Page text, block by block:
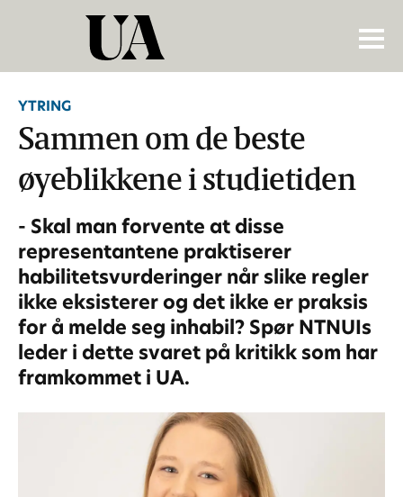
YTRING
Sammen om de beste
øyeblikkene i studietiden
- Skal man forvente at disse
representantene praktiserer
habilitetsvurderinger når slike regler
ikke eksisterer og det ikke er praksis
for å melde seg inhabil? Spør NTNUIs
leder i dette svaret på kritikk som har
framkommet i UA.